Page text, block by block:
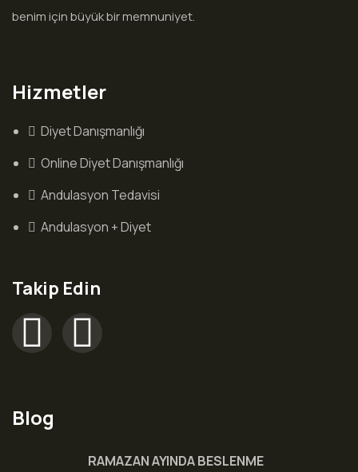
benim için büyük bir memnuniyet.
Hizmetler
Diyet Danışmanlığı
Online Diyet Danışmanlığı
Andulasyon Tedavisi
Andulasyon + Diyet
Takip Edin
Blog
RAMAZAN AYINDA BESLENME